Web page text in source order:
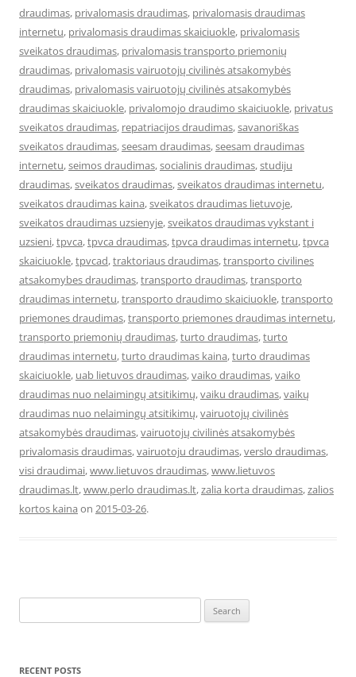
draudimas, privalomasis draudimas, privalomasis draudimas
internetu, privalomasis draudimas skaiciuokle, privalomasis
sveikatos draudimas, privalomasis transporto priemonių
draudimas, privalomasis vairuotojų civilinės atsakomybės
draudimas, privalomasis vairuotojų civilinės atsakomybės
draudimas skaiciuokle, privalomojo draudimo skaiciuokle, privatus
sveikatos draudimas, repatriacijos draudimas,savanoriškas
sveikatos draudimas,seesam draudimas,seesam draudimas
internetu,seimos draudimas,socialinis draudimas,studiju
draudimas,sveikatos draudimas,sveikatos draudimas internetu,
sveikatos draudimas kaina,sveikatos draudimas lietuvoje,
sveikatos draudimas uzsienyje,sveikatos draudimas vykstant i
uzsieni,tpvca,tpvca draudimas,tpvca draudimas internetu,tpvca
skaiciuokle,tpvcad,traktoriaus draudimas,transporto civilines
atsakomybes draudimas,transporto draudimas,transporto
draudimas internetu,transporto draudimo skaiciuokle,transporto
priemones draudimas,transporto priemones draudimas internetu,
transporto priemonių draudimas,turto draudimas,turto
draudimas internetu,turto draudimas kaina,turto draudimas
skaiciuokle, uab lietuvos draudimas,vaiko draudimas,vaiko
draudimas nuo nelaimingų atsitikimų,vaiku draudimas,vaikų
draudimas nuo nelaimingų atsitikimų,vairuotojų civilinės
atsakomybės draudimas,vairuotojų civilinės atsakomybės
privalomasis draudimas,vairuotoju draudimas,verslo draudimas,
visi draudimai,www.lietuvos draudimas,www.lietuvos
draudimas.lt,www.perlo draudimas.lt,zalia korta draudimas,zalios
kortos kaina on 2015-03-26.
for:
RECENT POSTS